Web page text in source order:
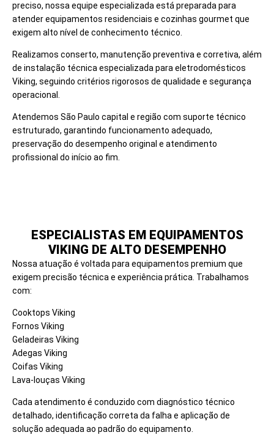
preciso, nossa equipe especializada está preparada para
atender equipamentos residenciais e cozinhas gourmet que
exigem alto nível de conhecimento técnico.
Realizamos conserto, manutenção preventiva e corretiva, além
de instalação técnica especializada para eletrodomésticos
Viking, seguindo critérios rigorosos de qualidade e segurança
operacional.
Atendemos São Paulo capital e região com suporte técnico
estruturado, garantindo funcionamento adequado,
preservação do desempenho original e atendimento
profissional do início ao fim.
ESPECIALISTAS EM EQUIPAMENTOS
VIKING DE ALTO DESEMPENHO
Nossa atuação é voltada para equipamentos premium que
exigem precisão técnica e experiência prática. Trabalhamos
com:
Cooktops Viking
Fornos Viking
Geladeiras Viking
Adegas Viking
Coifas Viking
Lava-louças Viking
Cada atendimento é conduzido com diagnóstico técnico
detalhado, identificação correta da falha e aplicação de
solução adequada ao padrão do equipamento.